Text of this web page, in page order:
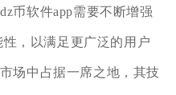
币软件app需要不断增强
，以满足更广泛的用户
场中占据一席之地，其技